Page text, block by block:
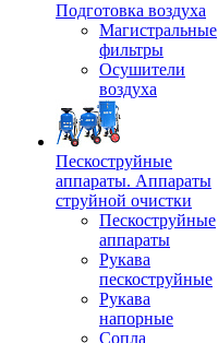
Подготовка воздуха
Магистральные
фильтры
Осушители
воздуха
Пескоструйные
аппараты. Аппараты
струйной очистки
Пескоструйные
аппараты
Рукава
пескоструйные
Рукава
напорные
Сопла